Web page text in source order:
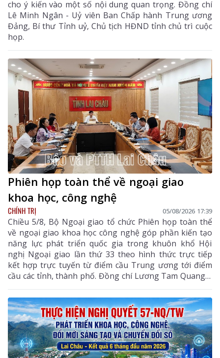
cho ý kiến vào một số nội dung quan trọng. Đồng chí
Lê Minh Ngân - Uỷ viên Ban Chấp hành Trung ương
Đảng, Bí thư Tỉnh uỷ, Chủ tịch HĐND tỉnh chủ trì cuộc
họp.
Phiên họp toàn thể về ngoại giao
khoa học, công nghệ
CHÍNH TRỊ 05/08/2026 17:39
Chiều 5/8, Bộ Ngoại giao tổ chức Phiên họp toàn thể
về ngoại giao khoa học công nghệ góp phần kiến tạo
năng lực phát triển quốc gia trong khuôn khổ Hội
nghị Ngoại giao lần thứ 33 theo hình thức trực tiếp
kết hợp trực tuyến từ điểm cầu Trung ương tới điểm
cầu các tỉnh, thành phố. Đồng chí Lương Tam Quang –
Uỷ viên Bộ Chính trị, Bộ trưởng Bộ Công an, Phó
Trưởng ban Thường trực Ban Chỉ đạo Trung ương
thực hiện Nghị quyết số 57-NQ/TW của Bộ Chính trị
dự và chỉ đạo phiên họp. Dự phiên họp còn có đồng
chí Lê Hoài Trung - Ủy viên Bộ Chính trị, Bí thư Đảng
ủy, Bộ trưởng Bộ Ngoại giao; đại diện lãnh đạo các
ban, bộ, ngành Trung ương.